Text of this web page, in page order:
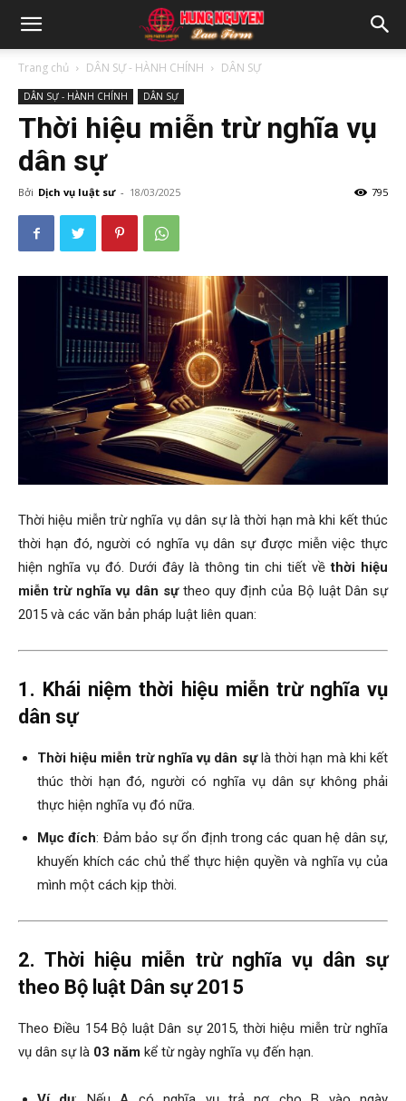
Trang chủ DÂN SỰ - HÀNH CHÍNH DÂN SỰ
DÂN SỰ - HÀNH CHÍNH DÂN SỰ
Thời hiệu miễn trừ nghĩa vụ
dân sự
Bởi Dịch vụ luật sư - 18/03/2025 795
Thời hiệu miễn trừ nghĩa vụ dân sự là thời hạn mà khi kết thúc
thời hạn đó, người có nghĩa vụ dân sự được miễn việc thực
hiện nghĩa vụ đó. Dưới đây là thông tin chi tiết vềthời hiệu
miễn trừ nghĩa vụ dân sựtheo quy định của Bộ luật Dân sự
2015 và các văn bản pháp luật liên quan:
1. Khái niệm thời hiệu miễn trừ nghĩa vụ
dân sự
Thời hiệu miễn trừ nghĩa vụ dân sựlà thời hạn mà khi kết
thúc thời hạn đó, người có nghĩa vụ dân sự không phải
thực hiện nghĩa vụ đó nữa.
Mục đích: Đảm bảo sự ổn định trong các quan hệ dân sự,
khuyến khích các chủ thể thực hiện quyền và nghĩa vụ của
mình một cách kịp thời.
2. Thời hiệu miễn trừ nghĩa vụ dân sự
theo Bộ luật Dân sự 2015
Theo Điều 154 Bộ luật Dân sự 2015, thời hiệu miễn trừ nghĩa
vụ dân sự là 03 năm kể từ ngày nghĩa vụ đến hạn.